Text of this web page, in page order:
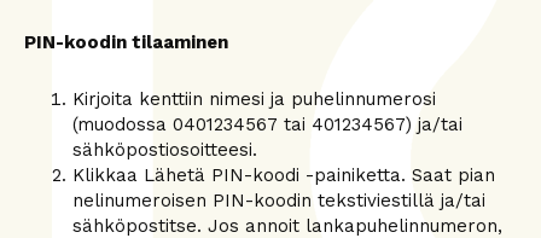
PIN-koodin tilaaminen
Kirjoita kenttiin nimesi ja puhelinnumerosi
(muodossa 0401234567 tai 401234567) ja/tai
sähköpostiosoitteesi.
Klikkaa Lähetä PIN-koodi -painiketta. Saat pian
nelinumeroisen PIN-koodin tekstiviestillä ja/tai
sähköpostitse. Jos annoit lankapuhelinnumeron,